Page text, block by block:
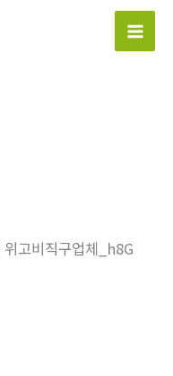
Main
고비직구업체_h8G